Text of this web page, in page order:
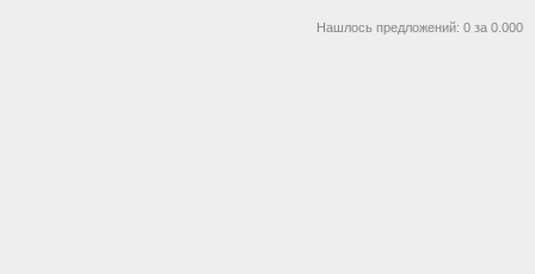
Нашлось предложений: 0 за 0.000